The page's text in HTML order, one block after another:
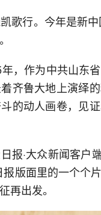
歌行。今年是新
，作为中共山东
齐鲁大地上演绎
的动人画卷，见
报·大众新闻客户
报版面里的一个个
再出发。